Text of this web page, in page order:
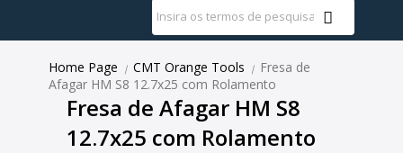
Home Page | CMT Orange Tools | Fresa de
Afagar HM S8 12.7x25 com Rolamento
Fresa de Afagar HM S8
12.7x25 com Rolamento